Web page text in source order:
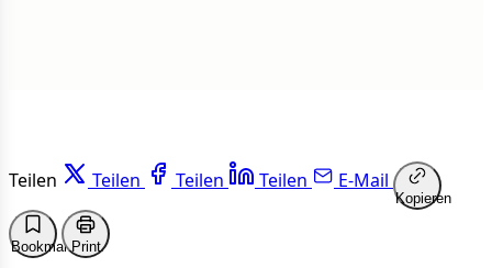
Teilen Teilen Teilen Teilen E-Mail
Kopieren
BookmarkPrint